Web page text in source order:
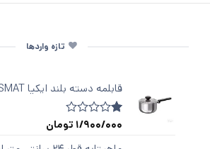
تازه واردها
قابلمه دسته‌ بلند ایکیا MIDDAGSMAT
امتیازدهی
از
1
1/900/000تومان